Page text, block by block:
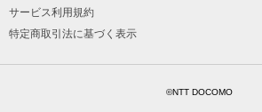
サービス利用規約
特定商取引法に基づく表示
©NTT DOCOMO